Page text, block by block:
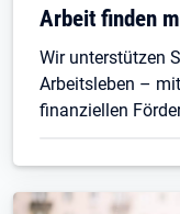
Arbeit finden
Wir unterstützen
Arbeitsleben –
finanziellen